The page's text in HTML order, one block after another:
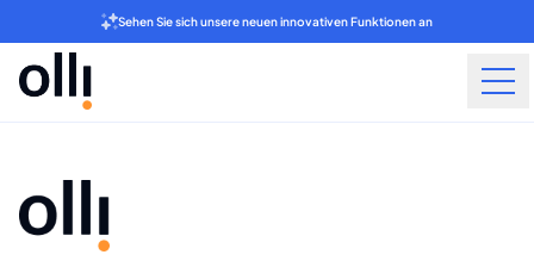
Sehen Sie sich unsere neuen innovativen Funktionen an